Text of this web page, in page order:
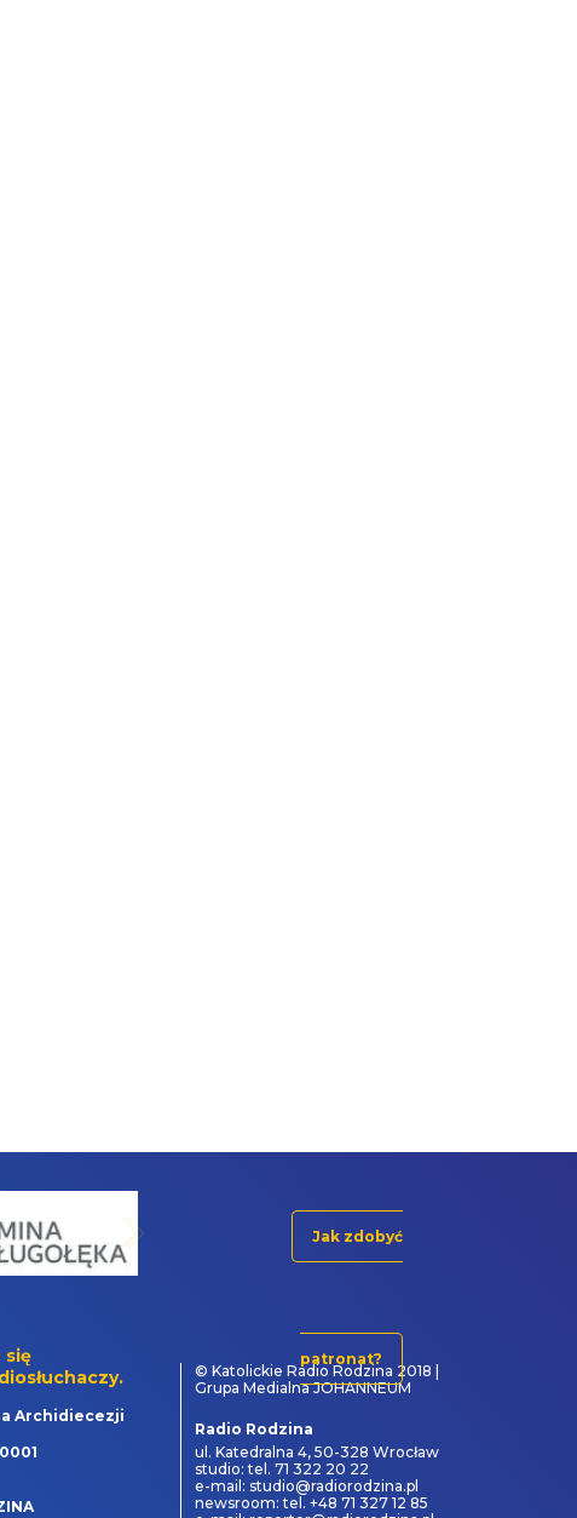
Jak zdobyć
patronat?
się
Archidiecezji
© Katolickie Radio Rodzina 2018 |
Grupa Medialna JOHANNEUM
Radio Rodzina
ul. Katedralna 4, 50-328 Wrocław
studio: tel. 71 322 20 22
e-mail: studio@radiorodzina.pl
newsroom: tel. +48 71 327 12 85